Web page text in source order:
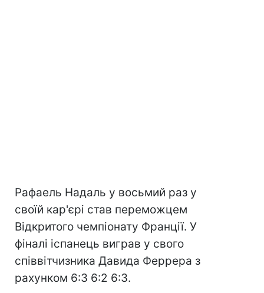
Рафаель Надаль у восьмий раз у
своїй кар'єрі став переможцем
Відкритого чемпіонату Франції. У
фіналі іспанець виграв у свого
співвітчизника Давида Феррера з
рахунком 6:3 6:2 6:3.